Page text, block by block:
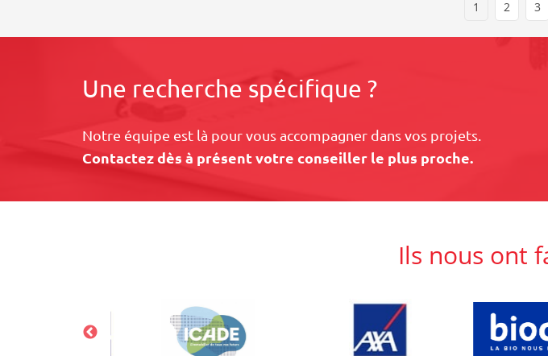
1 2 3
Une recherche spécifique ?
Notre équipe est là pour vous accompagner dans vos projets.
Contactez dès à présent votre conseiller le plus proche.
Ils nous ont